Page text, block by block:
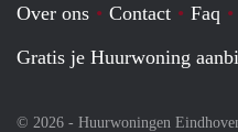
Over ons Contact Faq
Gratis je Huurwoning
© 2026 - Huurwoningen